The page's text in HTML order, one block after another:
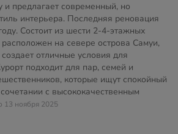
и предлагает современный, но
интерьера. Последняя реновация
Состоит из шести 2-4-этажных
на севере острова Самуи,
отличные условия для
подходит для пар, семей и
которые ищут спокойный
с высококачественным
13 ноября 2025